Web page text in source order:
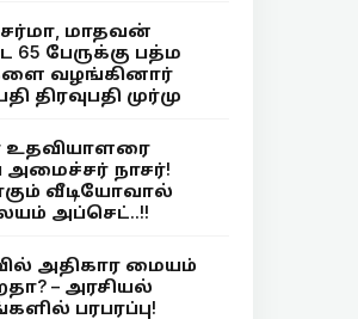
மாதவன்
65 பேருக்கு பத்ம
வழங்கினார்
திரவுபதி முர்மு
உதவியாளரை
அமைச்சர் நாசர்!
வீடியோவால்
அப்செட்..!!
அதிகார மையம்
– அரசியல்
பரபரப்பு!